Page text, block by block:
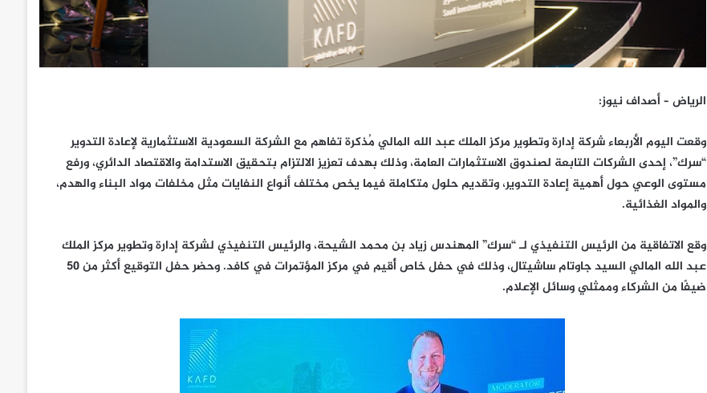
الرياض – أصداف نيوز:
وقعت اليوم الأربعاء شركة إدارة وتطوير مركز الملك عبد الله المالي مُذكرة تفاهم مع الشركة السعودية الاستثمارية لإعادة التدوير
“سرك”، إحدى الشركات التابعة لصندوق الاستثمارات العامة، وذلك بهدف تعزيز الالتزام بتحقيق الاستدامة والاقتصاد الدائري، ورفع
مستوى الوعي حول أهمية إعادة التدوير، وتقديم حلول متكاملة فيما يخص مختلف أنواع النفايات مثل مخلفات مواد البناء والهدم،
والمواد الغذائية.
وقع الاتفاقية من الرئيس التنفيذي لـ “سرك” المهندس زياد بن محمد الشيحة، والرئيس التنفيذي لشركة إدارة وتطوير مركز الملك
عبد الله المالي السيد جاوتام ساشيتال، وذلك في حفل خاص أُقيم في مركز المؤتمرات في كافد. وحضر حفل التوقيع أكثر من 50
ضيفًا من الشركاء وممثلي وسائل الإعلام.